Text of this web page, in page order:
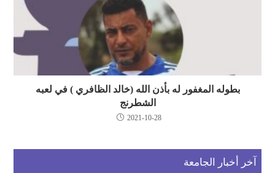
بطوله المغفور له بأذن الله (خالد الظافري ) في لعبه
الشطرنج
2021-10-28
آخر أخبار الجامعة